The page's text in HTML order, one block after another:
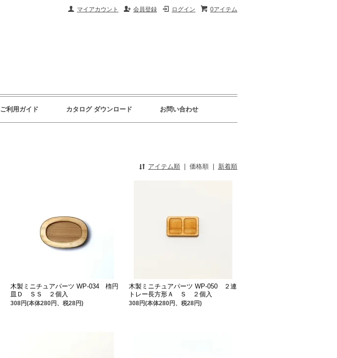
0アイテム
ログイン
会員登録
マイアカウント
ご利用ガイド カタログ ダウンロード お問い合わせ
アイテム順 価格順 新着順
木製ミニチュアパーツ WP-034 楕円
皿Ｄ ＳＳ ２個入
308円(本体280円、税28円)
木製ミニチュアパーツ WP-050 ２連
トレー長方形Ａ Ｓ ２個入
308円(本体280円、税28円)